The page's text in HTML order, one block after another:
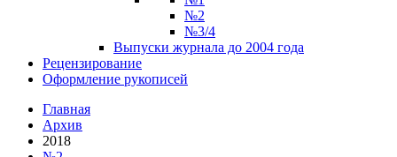
№2
№3/4
Выпуски журнала до 2004 года
Рецензирование
Оформление рукописей
Главная
Архив
2018